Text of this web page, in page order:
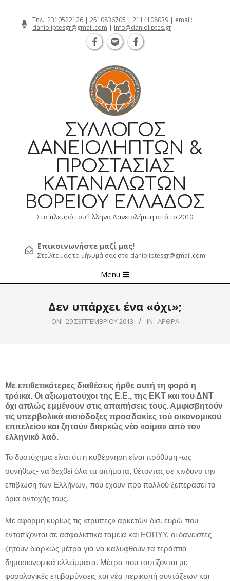
Τηλ.: 2310522126 | 2510836705 | 2114108039 | email:
danioliptesgr@gmail.com | info@danioliptes.gr
ΣΎΛΛΟΓΟΣ
ΔΑΝΕΙΟΛΗΠΤΏΝ &
ΠΡΟΣΤΑΣΊΑΣ
ΚΑΤΑΝΑΛΩΤΏΝ
ΒΟΡΕΊΟΥ ΕΛΛΆΔΟΣ
Στο πλευρό του Έλληνα Δανειολήπτη από το 2010
Επικοινωνήστε μαζί μας!
Στείλτε μας το μήνυμά σας στο danioliptesgr@gmail.com
Navigation
Menu
Δεν υπάρχει ένα «όχι»;
ON: 29 ΣΕΠΤΕΜΒΡΊΟΥ 2013 IN: ΆΡΘΡΑ
Με επιθετικότερες διαθέσεις ήρθε αυτή τη φορά η
τρόικα. Οι αξιωματούχοι της Ε.Ε., της ΕΚΤ και του ΔΝΤ
όχι απλώς εμμένουν στις απαιτήσεις τους. Αμφισβητούν
τις υπερβολικά αισιόδοξες προσδοκίες τού οικονομικού
επιτελείου και ζητούν διαρκώς νέο «αίμα» από τον
ελληνικό λαό.
Το δυστύχημα είναι ότι η κυβέρνηση είναι πρόθυμη -ως
συνήθως- να δεχθεί όλα τα αιτήματα, θέτοντας σε κίνδυνο την
επιβίωση των Ελλήνων, που έχουν προ πολλού ξεπεράσει τα
όρια αντοχής τους.
Με αφορμή κυρίως τις «τρύπες» αρκετών δισ. ευρώ που
εντοπίζονται σε ασφαλιστικά ταμεία και ΕΟΠΥΥ, οι δανειστές
ζητούν διαρκώς μέτρα για να καλυφθούν τα τεράστια
δημοσιονομικά ελλείμματα. Μέτρα που ταυτίζονται με
φορολογικές επιβαρύνσεις και νέα περικοπή συντάξεων και